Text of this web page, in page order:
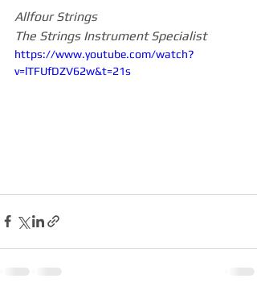
Allfour Strings
The Strings Instrument Specialist
https://www.youtube.com/watch?
v=lTFUfDZV62w&t=21s